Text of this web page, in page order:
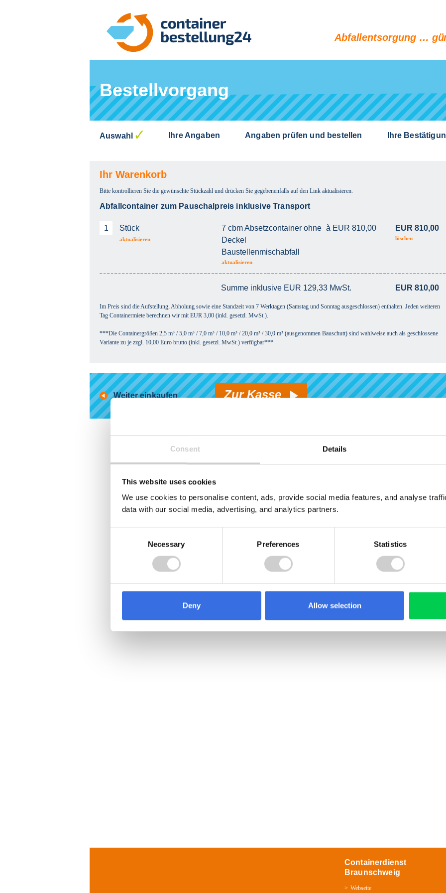
Consent Details
This website uses cookies
We use cookies to personalise content, ads, provide social media features, and analyse
data with our social media, advertising, and analytics partners.
Necessary Preferences Statistics
Deny Allow selection
Abfallentsorgung …
Bestellvorgang
Auswahl Ihre Angaben Angaben prüfen und bestellen Ihre
Ihr Warenkorb
Bitte kontrollieren Sie die gewünschte Stückzahl und drücken Sie gegebenenfalls auf den Link aktualisieren.
Abfallcontainer zum Pauschalpreis inklusive Transport
Stück
aktualisieren
7 cbm Absetzcontainer ohne
Deckel
Baustellenmischabfall
aktualisieren
à EUR 810,00 EUR 810,00
löschen
Summe inklusive EUR 129,33 MwSt. EUR 810,00
Im Preis sind die Aufstellung, Abholung sowie eine Standzeit von 7 Werktagen (Samstag und Sonntag ausgeschlossen) enthalten. Jeden weiteren
Tag Containermiete berechnen wir mit EUR 3,00 (inkl. gesetzl. MwSt.).
***Die Containergrößen 2,5 m³ / 5,0 m³ / 7,0 m³ / 10,0 m³ / 20,0 m³ / 30,0 m³ (ausgenommen Bauschutt) sind wahlweise auch als geschlossene
Variante zu je zzgl. 10,00 Euro brutto (inkl. gesetzl. MwSt.) verfügbar***
Weiter einkaufen Zur Kasse
Containerdienst
Braunschweig
Webseite